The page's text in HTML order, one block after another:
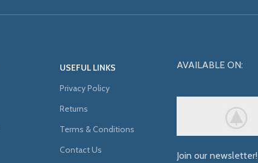
USEFUL LINKS
Privacy Policy
Returns
Terms & Conditions
Contact Us
AVAILABLE ON:
Join our newsletter!